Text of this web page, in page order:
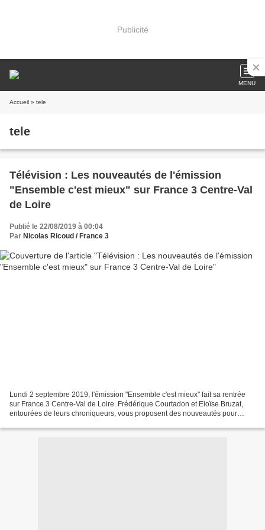
Publicité
MENU
Accueil » tele
tele
Télévision : Les nouveautés de l'émission
"Ensemble c'est mieux" sur France 3 Centre-Val
de Loire
Publié le 22/08/2019 à 00:04
Par Nicolas Ricoud / France 3
Lundi 2 septembre 2019, l'émission "Ensemble c'est mieux" fait sa rentrée
sur France 3 Centre-Val de Loire. Frédérique Courtadon et Eloïse Bruzat,
entourées de leurs chroniqueurs, vous proposent des nouveautés pour